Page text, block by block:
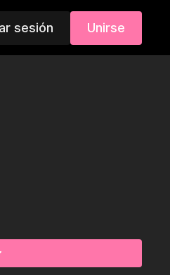
sesión Unirse